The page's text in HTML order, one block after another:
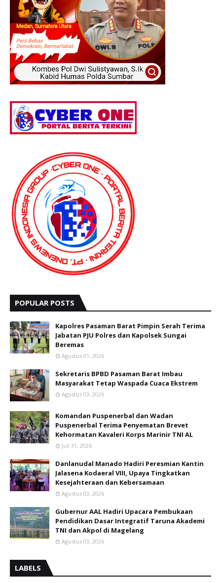
POPULAR POSTS
Kapolres Pasaman Barat Pimpin Serah Terima
Jabatan PJU Polres dan Kapolsek Sungai
Beremas
Agustus 01, 2026
Sekretaris BPBD Pasaman Barat Imbau
Masyarakat Tetap Waspada Cuaca Ekstrem
Agustus 03, 2026
Komandan Puspenerbal dan Wadan
Puspenerbal Terima Penyematan Brevet
Kehormatan Kavaleri Korps Marinir TNI AL
Juli 31, 2026
Danlanudal Manado Hadiri Peresmian Kantin
Jalasena Kodaeral VIII, Upaya Tingkatkan
Kesejahteraan dan Kebersamaan
Agustus 03, 2026
Gubernur AAL Hadiri Upacara Pembukaan
Pendidikan Dasar Integratif Taruna Akademi
TNI dan Akpol di Magelang
Agustus 03, 2026
LABELS